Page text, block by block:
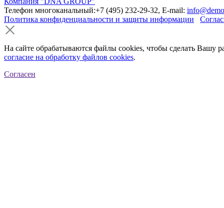
Телефон многоканальный:+7 (495) 232-29-32, E-mail:
Политика конфиденциальности и защиты информации
На сайте обрабатываются файлы cookies, чтобы сделать Вашу
согласие на обработку файлов cookies.
Согласен